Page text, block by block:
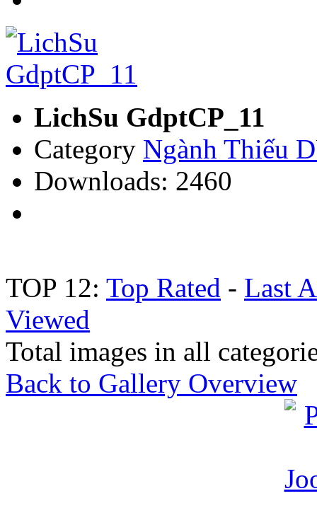
LichSu GdptCP_11
Category Ngành Thiếu
Downloads: 2460
TOP 12: Top Rated - Last
Viewed
Total images in all
Back to Gallery Overview